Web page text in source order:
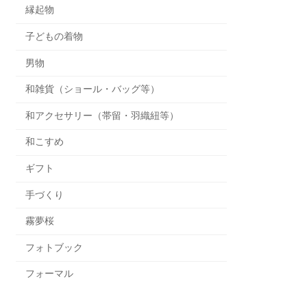
縁起物
子どもの着物
男物
和雑貨（ショール・バッグ等）
和アクセサリー（帯留・羽織紐等）
和こすめ
ギフト
手づくり
霧夢桜
フォトブック
フォーマル